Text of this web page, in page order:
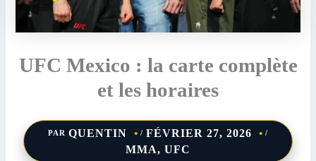
UFC Mexico : la carte complète
et les horaires
PAR QUENTIN / FÉVRIER 27, 2026 /
MMA, UFC